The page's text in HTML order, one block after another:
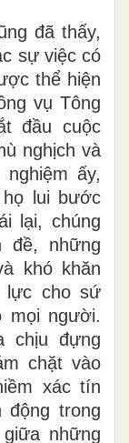
đã thấy,
sự việc có
thể hiện
vụ Tông
đầu cuộc
nghịch và
ấy,
lui bước
lại, chúng
đề, những
khó khăn
lực cho sứ
mọi người.
chịu đựng
chặt vào
xác tín
động trong
những